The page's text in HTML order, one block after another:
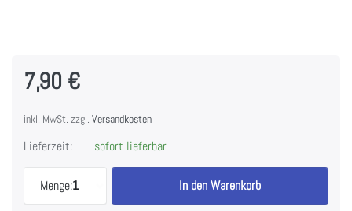
7,90 €
inkl. MwSt. zzgl. Versandkosten
Lieferzeit: sofort lieferbar
Menge:1
Christmas - Idea-Ology Transparancies zu 7,90 €,
In den Warenkorb